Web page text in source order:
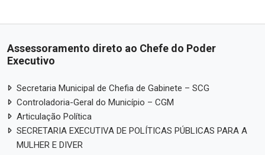
Assessoramento direto ao Chefe do Poder
Executivo
Secretaria Municipal de Chefia de Gabinete – SCG
Controladoria-Geral do Município – CGM
Articulação Política
SECRETARIA EXECUTIVA DE POLÍTICAS PÚBLICAS PARA A
MULHER E DIVER